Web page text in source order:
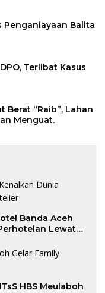
Penganiayaan Balita
Terlibat Kasus
Berat “Raib”, Lahan
Menguat.
Banda Aceh
Lewat
HBS Meulaboh